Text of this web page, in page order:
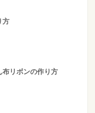
方
布リボンの作り方